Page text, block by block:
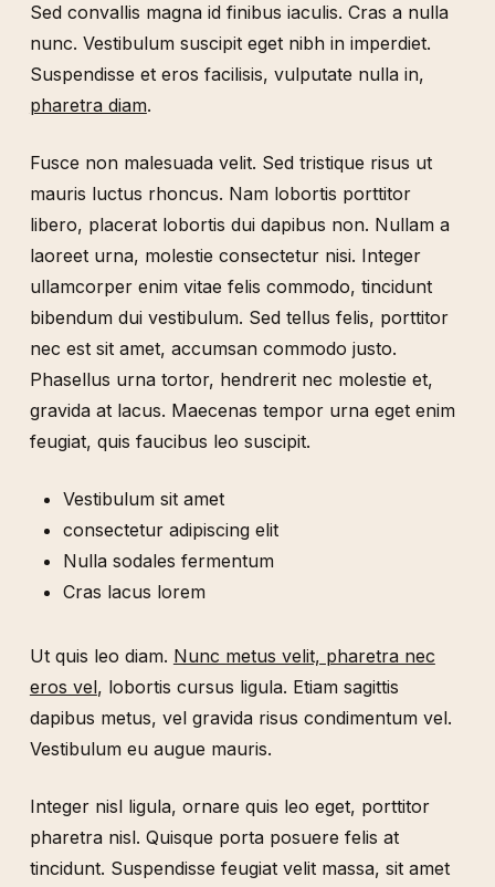
Sed convallis magna id finibus iaculis. Cras a nulla
nunc. Vestibulum suscipit eget nibh in imperdiet.
Suspendisse et eros facilisis, vulputate nulla in,
pharetra diam.
Fusce non malesuada velit. Sed tristique risus ut
mauris luctus rhoncus. Nam lobortis porttitor
libero, placerat lobortis dui dapibus non. Nullam a
laoreet urna, molestie consectetur nisi. Integer
ullamcorper enim vitae felis commodo, tincidunt
bibendum dui vestibulum. Sed tellus felis, porttitor
nec est sit amet, accumsan commodo justo.
Phasellus urna tortor, hendrerit nec molestie et,
gravida at lacus. Maecenas tempor urna eget enim
feugiat, quis faucibus leo suscipit.
Vestibulum sit amet
consectetur adipiscing elit
Nulla sodales fermentum
Cras lacus lorem
Ut quis leo diam. Nunc metus velit, pharetra nec
eros vel, lobortis cursus ligula. Etiam sagittis
dapibus metus, vel gravida risus condimentum vel.
Vestibulum eu augue mauris.
Integer nisl ligula, ornare quis leo eget, porttitor
pharetra nisl. Quisque porta posuere felis at
tincidunt. Suspendisse feugiat velit massa, sit amet